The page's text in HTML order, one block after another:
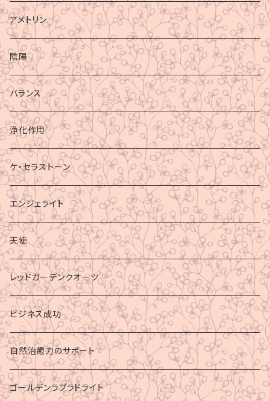
アメトリン
陰陽
バランス
浄化作用
ケ・セラストーン
エンジェライト
天使
レッドガーデンクオーツ
ビジネス成功
自然治癒力のサポート
ゴールデンラブラドライト